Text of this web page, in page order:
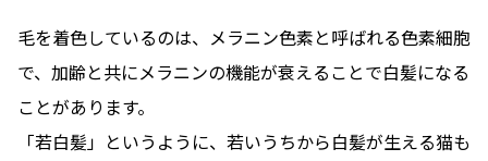
毛を着色しているのは、メラニン色素と呼ばれる色素細胞
で、加齢と共にメラニンの機能が衰えることで白髪になる
ことがあります。
「若白髪」というように、若いうちから白髪が生える猫も